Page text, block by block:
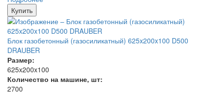
Купить
Блок газобетонный (газосиликатный) 625x200x100 D500
DRAUBER
Размер:
625x200x100
Количество на машине, шт:
2700